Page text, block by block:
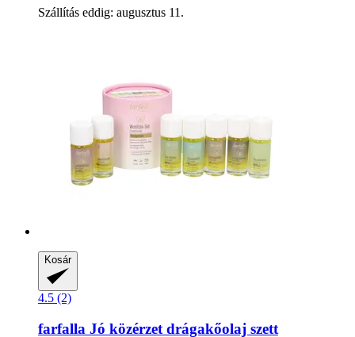
Szállítás eddig: augusztus 11.
Kosár
4.5 (2)
farfalla Jó közérzet drágakőolaj szett